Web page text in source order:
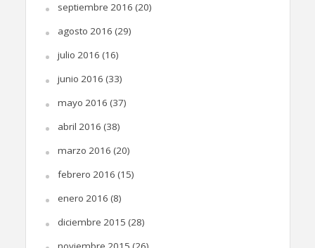
septiembre 2016 (20)
agosto 2016 (29)
julio 2016 (16)
junio 2016 (33)
mayo 2016 (37)
abril 2016 (38)
marzo 2016 (20)
febrero 2016 (15)
enero 2016 (8)
diciembre 2015 (28)